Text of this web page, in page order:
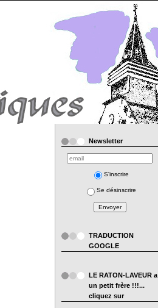
Newsletter
S'inscrire
Se désinscrire
TRADUCTION
GOOGLE
LE RATON-LAVEUR a
un petit frère !!!...
cliquez sur